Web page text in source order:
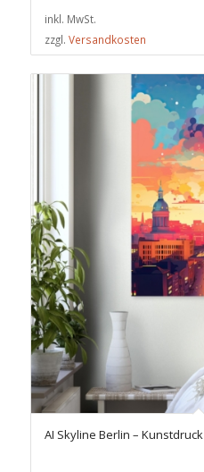
inkl. MwSt.
zzgl. Versandkosten
AI Skyline Berlin – Kunstdruck